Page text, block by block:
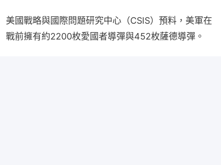
美國戰略與國際問題研究中心（CSIS）預料，美軍在
戰前擁有約2200枚愛國者導彈與452枚薩德導彈。